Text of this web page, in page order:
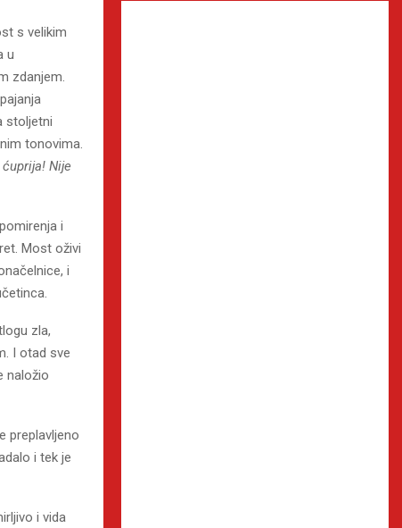
s velikim
u
zdanjem.
stoljetni
tonovima.
ćuprija! Nije
i
Most oživi
i
zla,
I otad sve
naložio
preplavljeno
i tek je
i vida